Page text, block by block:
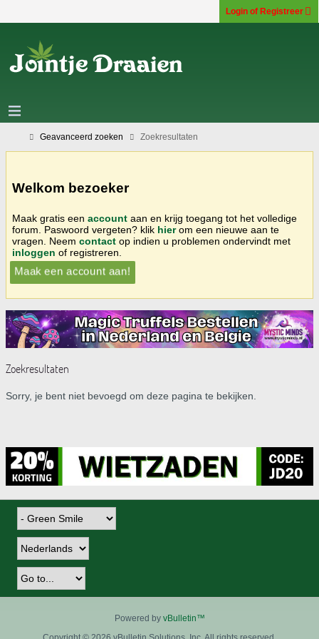
Login of Registreer
Geavanceerd zoeken Zoekresultaten
Welkom bezoeker
Maak gratis een account aan en krijg toegang tot het volledige
forum. Paswoord vergeten? klik hierom een nieuwe aan te
vragen. Neem contact op indien u problemen ondervindt met
inloggen of registreren.
Maak een account aan!
Zoekresultaten
Sorry, je bent niet bevoegd om deze pagina te bekijken.
Powered by vBulletin™